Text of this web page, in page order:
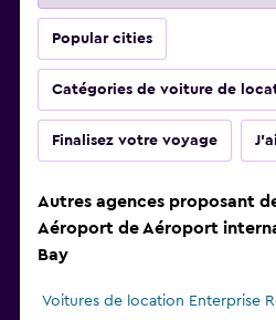
Popular cities
Catégories de voiture de
Finalisez votre voyage
Autres agences proposant
Aéroport de Aéroport
Bay
Voitures de location Enterprise